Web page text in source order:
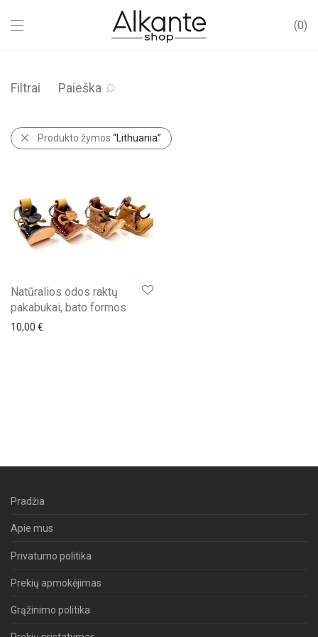
0
Filtrai Paieška
Produkto žymos “Lithuania”
Natūralios odos raktų
pakabukai, bato formos
10,00 €
Pradžia
Apie mus
Privatumo politika
Prekių apmokėjimas
Grąžinimo politika